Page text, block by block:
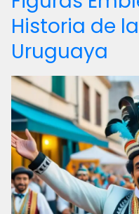
Historia de
Uruguaya